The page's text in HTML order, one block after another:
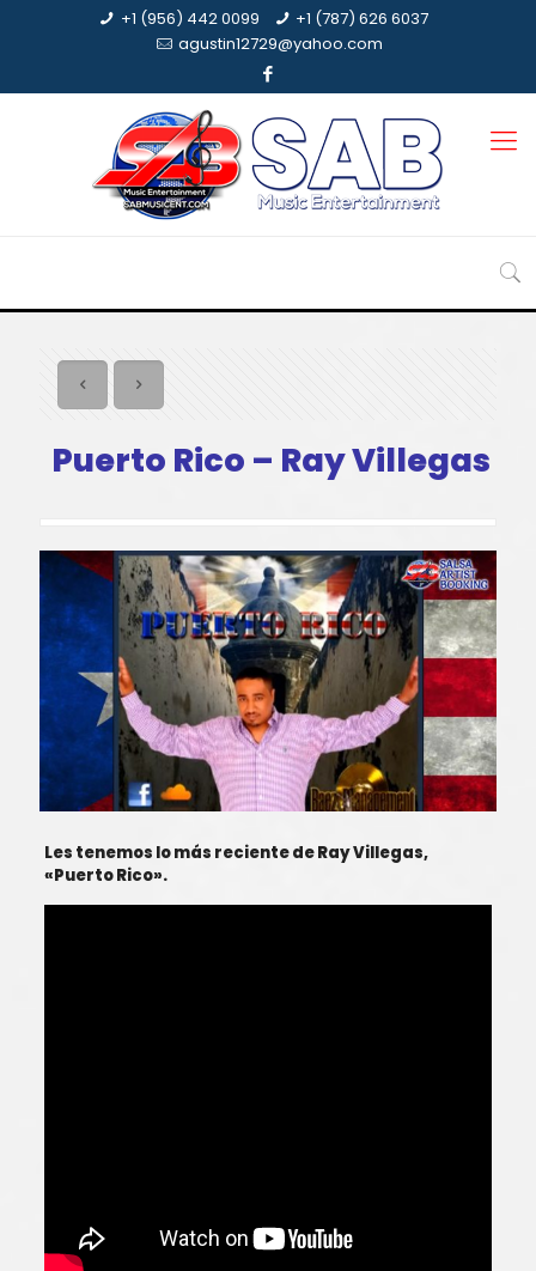
+1 (956) 442 0099
+1 (787) 626 6037
agustin12729@yahoo.com
Puerto Rico – Ray Villegas
Les tenemos lo más reciente de Ray Villegas,
«Puerto Rico».